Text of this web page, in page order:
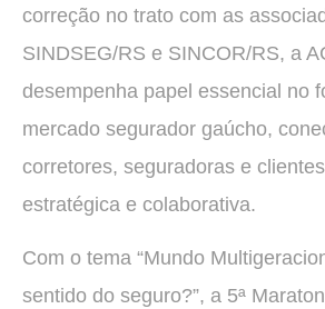
correção no trato com as
SINDSEG/RS e SINCOR/RS, a
desempenha papel essencial no
mercado segurador gaúcho,
corretores, seguradoras e
estratégica e colaborativa.
Com o tema “Mundo
sentido do seguro?”, a 5ª